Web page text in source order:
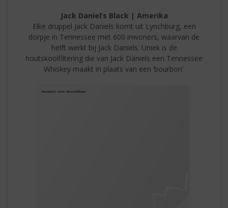
Jack Daniel’s Black | Amerika
Elke druppel Jack Daniels komt uit Lynchburg, een
dorpje in Tennessee met 600 inwoners, waarvan de
helft werkt bij Jack Daniels. Uniek is de
houtskoolfiltering die van Jack Daniels een Tennessee
Whiskey maakt in plaats van een ‘bourbon’.